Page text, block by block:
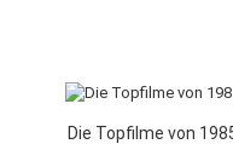
Die Topfilme von